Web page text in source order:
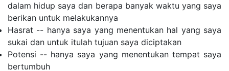
dalam hidup saya dan berapa banyak waktu yang saya
berikan untuk melakukannya
Hasrat -- hanya saya yang menentukan hal yang saya
sukai dan untuk itulah tujuan saya diciptakan
Potensi -- hanya saya yang menentukan tempat saya
bertumbuh